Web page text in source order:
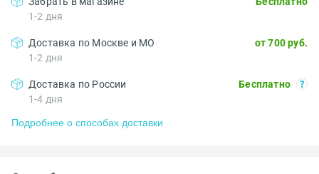
1-2 дня
Доставка по Москве и МО
1-2 дня
от 700 руб.
Доставка по России
1-4 дня
Бесплатно
Подробнее о способах доставки